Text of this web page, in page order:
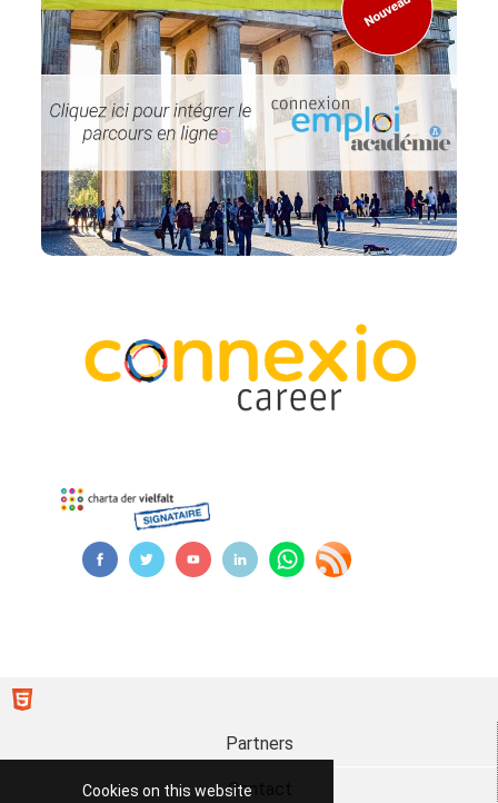
Cookies on this website
Partners
Contact